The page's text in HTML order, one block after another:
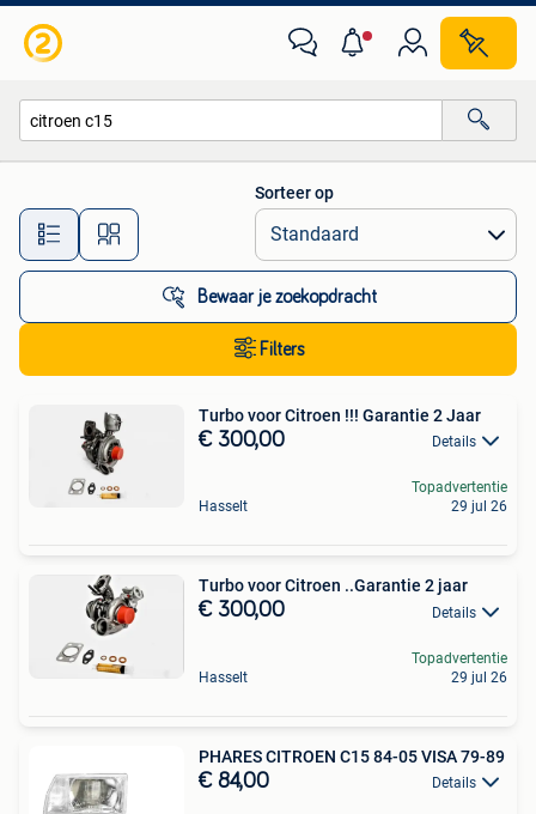
Alle afstanden…
Sorteer op
Bewaar je zoekopdracht
Filters
Turbo voor Citroen !!! Garantie 2 Jaar
€ 300,00 Details
Hasselt
Topadvertentie
29 jul 26
Turbo voor Citroen ..Garantie 2 jaar
€ 300,00 Details
Hasselt
Topadvertentie
29 jul 26
PHARES CITROEN C15 84-05 VISA 79-89
€ 84,00 Details